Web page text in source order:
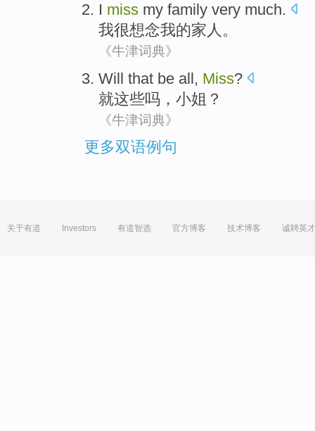
I miss my family very much.
我很想念我的家人 。
《牛津词典》
Will that be all, Miss?
就这些吗， 小姐 ？
《牛津词典》
更多双语例句
关于有道 Investors 有道智选 官方博客 技术博客 诚聘英才